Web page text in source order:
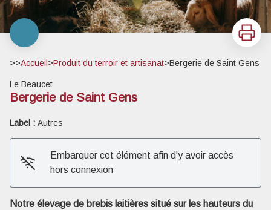
Imprimer
>>Accueil >Produit du terroir et artisanat>Bergerie de Saint Gens
Le Beaucet
Bergerie de Saint Gens
Label : Autres
Embarquer cet élément afin d'y avoir accès
hors connexion
Notre élevage de brebis laitières situé sur les hauteurs du